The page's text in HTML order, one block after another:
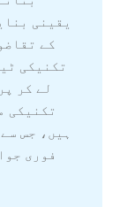
یقینی
کے
تکنیکی
لے کر
تکنیکی
ہیں، جس
فوری